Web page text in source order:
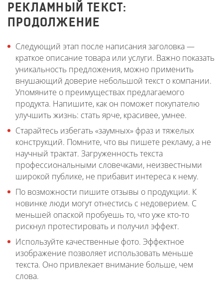
РЕКЛАМНЫЙ ТЕКСТ:
ПРОДОЛЖЕНИЕ
Следующий этап после написания заголовка —
краткое описание товара или услуги. Важно показать
уникальность предложения, можно применить
внушающий доверие небольшой текст о компании.
Упомяните о преимуществах предлагаемого
продукта. Напишите, как он поможет покупателю
улучшить жизнь: стать ярче, красивее, умнее.
Старайтесь избегать «заумных» фраз и тяжелых
конструкций. Помните, что вы пишете рекламу, а не
научный трактат. Загруженность текста
профессиональными словечками, неизвестными
широкой публике, не прибавит интереса к нему.
По возможности пишите отзывы о продукции. К
новинке люди могут отнестись с недоверием. С
меньшей опаской пробуешь то, что уже кто-то
рискнул протестировать и получил эффект.
Используйте качественные фото. Эффектное
изображение позволяет использовать меньше
текста. Оно привлекает внимание больше, чем
слова.